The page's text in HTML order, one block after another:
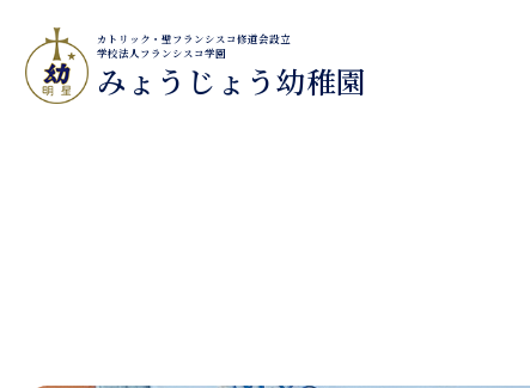
カトリック・聖フランシスコ修道会設立
学校法人フランシスコ学園
みょうじょう幼稚園